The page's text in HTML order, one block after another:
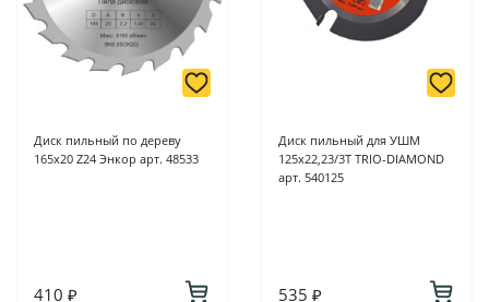
Диск пильный по дереву
165х20 Z24 Энкор арт. 48533
410 ₽
Диск пильный для УШМ
125х22,23/3Т TRIO-DIAMOND
арт. 540125
535 ₽